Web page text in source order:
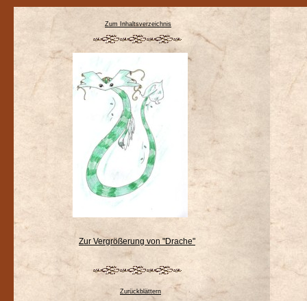
Zur Vergrößerung von "Drache"
Zurückblättern
Zum Inhaltsverzeichnis